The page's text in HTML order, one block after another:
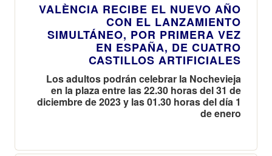
VALÈNCIA RECIBE EL NUEVO AÑO
CON EL LANZAMIENTO
SIMULTÁNEO, POR PRIMERA VEZ
EN ESPAÑA, DE CUATRO
CASTILLOS ARTIFICIALES
Los adultos podrán celebrar la Nochevieja
en la plaza entre las 22.30 horas del 31 de
diciembre de 2023 y las 01.30 horas del día 1
de enero